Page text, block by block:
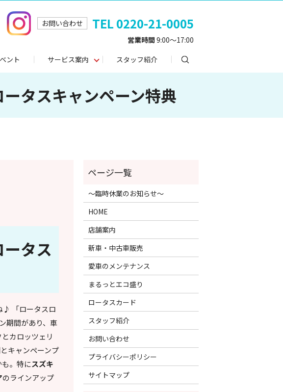
お問い合わせ TEL 0220-21-0005
営業時間 9:00～17:00
ント サービス案内 スタッフ紹介 search
タスキャンペーン特典
タス
♪ 「ロータスロ
期間があり、車
カロッツェリ
キャンペーンプ
。特にスズキ
のラインアップ
～臨時休業のお知らせ～
HOME
店舗案内
新車・中古車販売
愛車のメンテナンス
まるっとエコ盛り
ロータスカード
スタッフ紹介
お問い合わせ
プライバシーポリシー
サイトマップ